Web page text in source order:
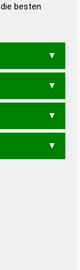
besten
TASER
RAST
STER TASS